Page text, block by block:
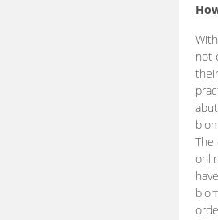
not
The